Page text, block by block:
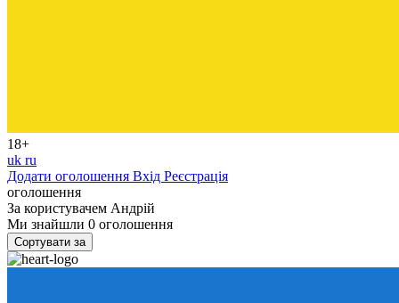
18+
uk ru
Додати оголошення Вхід Реєстрація
оголошення
За користувачем Андрій
Ми знайшли 0 оголошення
Сортувати за